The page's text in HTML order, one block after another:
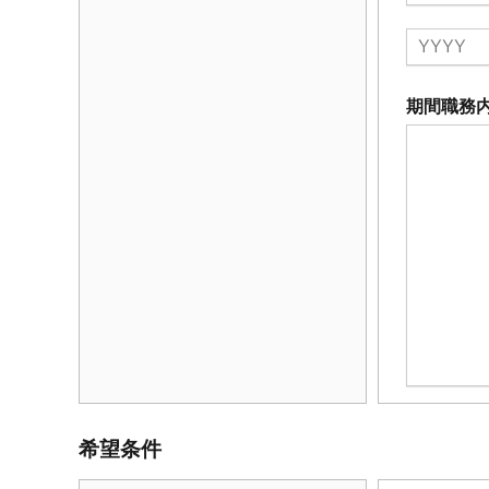
期間職務
希望条件